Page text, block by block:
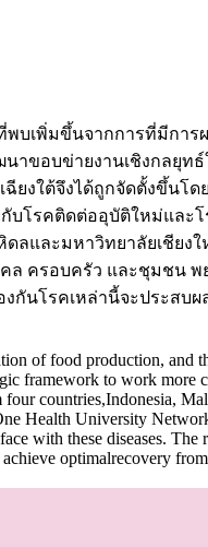
พิ่มขึ้นจากการที่มีการ
าขอบข่ายงานเชิงกลยุ
งใต้จึงได้ถูกจัดตั้งขึ้นโ
บโรคติดต่ออุบัติใหม่แล
ลและมหาวิทยาลัยเชี
ครอบครัว และชุมชน พ
โรคเหล่านี้จะประสบผ
of food production,
to work more
countries,Indonesia,
Health University
with these diseases.
optimalrecovery